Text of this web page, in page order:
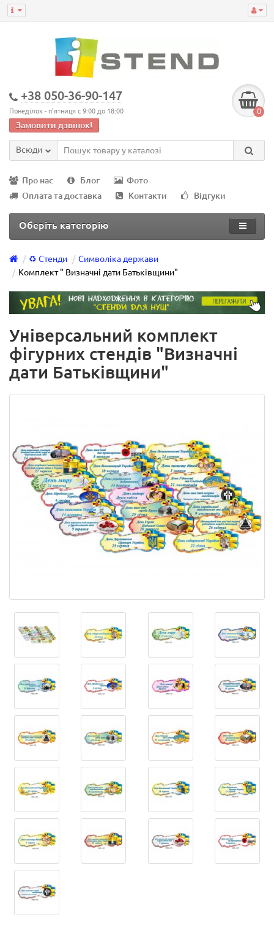
+38 050-36-90-147
Понеділок - п'ятниця с 9:00 до 18:00
Замовити дзвінок!
0
Всюди
Про нас Блог
Фото
Оплата та доставка
Контакти Відгуки
Оберіть категорію
♻️ Стенди
Символіка держави
Комплект " Визначні дати Батьківщини"
Універсальний комплект
фігурних стендів "Визначні
дати Батьківщини"